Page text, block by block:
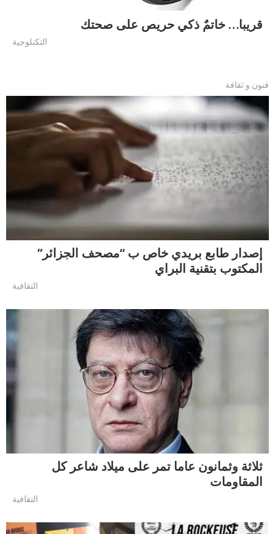
قريبا… خاتمٌ ذكي حريص على صحتك
التكنلوجية
فنون و ثقافة
إصدار طابع بريدي خاص ب “مصحف الجزائر”
المكتوب بتقنية البراي
التقافية
ثلاثة وثمانون عاما تمر على ميلاد شاعر كل
المقاومات
التقافية